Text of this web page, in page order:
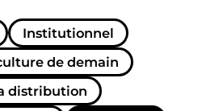
Institutionnel
de demain
distribution